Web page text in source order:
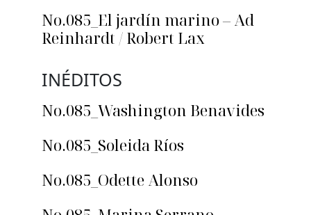
No.085_El jardín marino – Ad
Reinhardt / Robert Lax
INÉDITOS
No.085_Washington Benavides
No.085_Soleida Ríos
No.085_Odette Alonso